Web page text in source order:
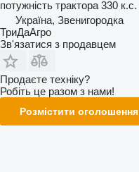
потужність трактора 330 к.с.
Україна, Звенигородка
ТриДаАгро
Зв'язатися з продавцем
Продаєте техніку?
Робіть це разом з нами!
Розмістити оголошення